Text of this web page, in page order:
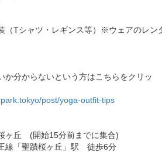
（Tシャツ・レギンス等）※ウェアのレン
か分からないという方はこちらをクリッ
post/yoga-outfit-tips
ヶ丘 (開始15分前までに集合)
線「聖蹟桜ヶ丘」駅 徒歩6分